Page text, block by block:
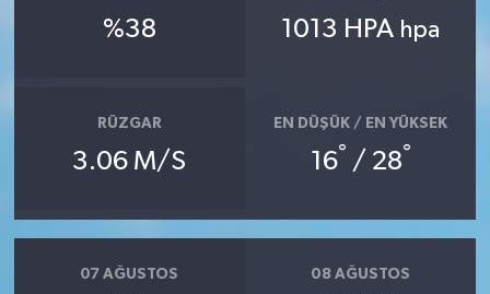
%38 1013 HPA hpa
RÜZGAR
3.06 M/S
EN DÜŞÜK / EN YÜKSEK
16° / 28°
07 AĞUSTOS 08 AĞUSTOS